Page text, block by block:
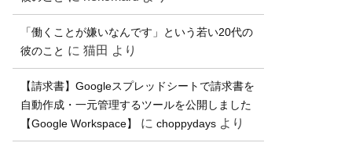
「働くことが嫌いなんです」という若い20代の
彼のこと に 猫田 より
【請求書】Googleスプレッドシートで請求書を
自動作成・一元管理するツールを公開しました
【Google Workspace】
に choppydays より